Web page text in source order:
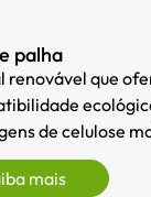
palha
renovável que
de celulose
mais